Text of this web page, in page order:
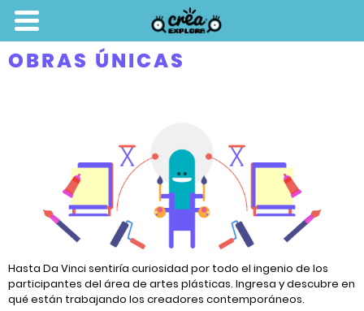
OBRAS ÚNICAS
Hasta Da Vinci sentiría curiosidad por todo el ingenio de los
participantes del área de artes plásticas. Ingresa y descubre en
qué están trabajando los creadores contemporáneos.